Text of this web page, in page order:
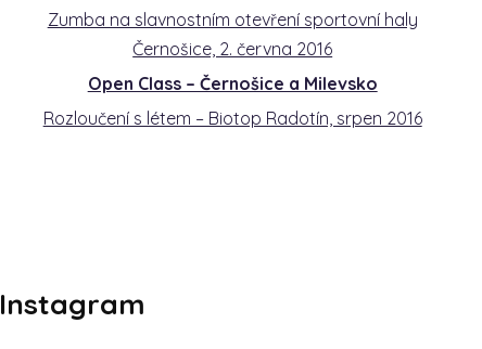
Zumba na slavnostním otevření sportovní haly
Černošice, 2. června 2016
Open Class – Černošice a Milevsko
Rozloučení s létem – Biotop Radotín, srpen 2016
Instagram